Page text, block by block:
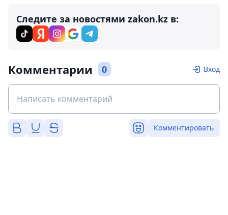
Следите за новостями zakon.kz в:
Комментарии 0 Вход
Комментировать